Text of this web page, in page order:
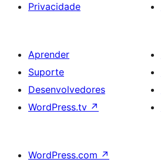
Privacidade
Aprender
Suporte
Desenvolvedores
WordPress.tv ↗
WordPress.com ↗